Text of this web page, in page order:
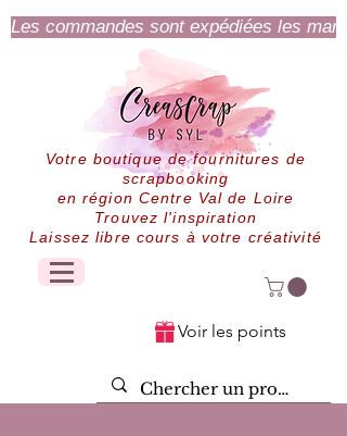
Les commandes sont expédiées les
Votre boutique de fournitures de
scrapbooking
en région Centre Val de Loire
Trouvez l'inspiration
Laissez libre cours à votre créativité
Voir les points